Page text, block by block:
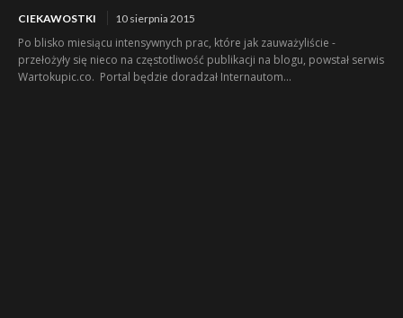
CIEKAWOSTKI 10 sierpnia 2015
Po blisko miesiącu intensywnych prac, które jak zauważyliście -
przełożyły się nieco na częstotliwość publikacji na blogu, powstał serwis
Wartokupic.co. Portal będzie doradzał Internautom...